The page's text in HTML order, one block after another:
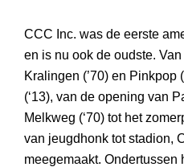
CCC Inc. was de eerste
en is nu ook de oudste.
Kralingen (’70) en Pinkpop
(‘13), van de opening van
Melkweg (‘70) tot het
van jeugdhonk tot stadion,
meegemaakt.